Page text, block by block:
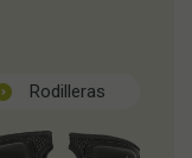
Rodilleras